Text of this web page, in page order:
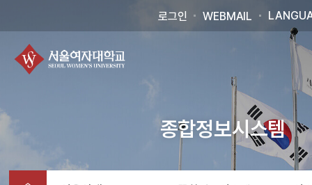
종합정보시스템
로그인 WEBMAIL